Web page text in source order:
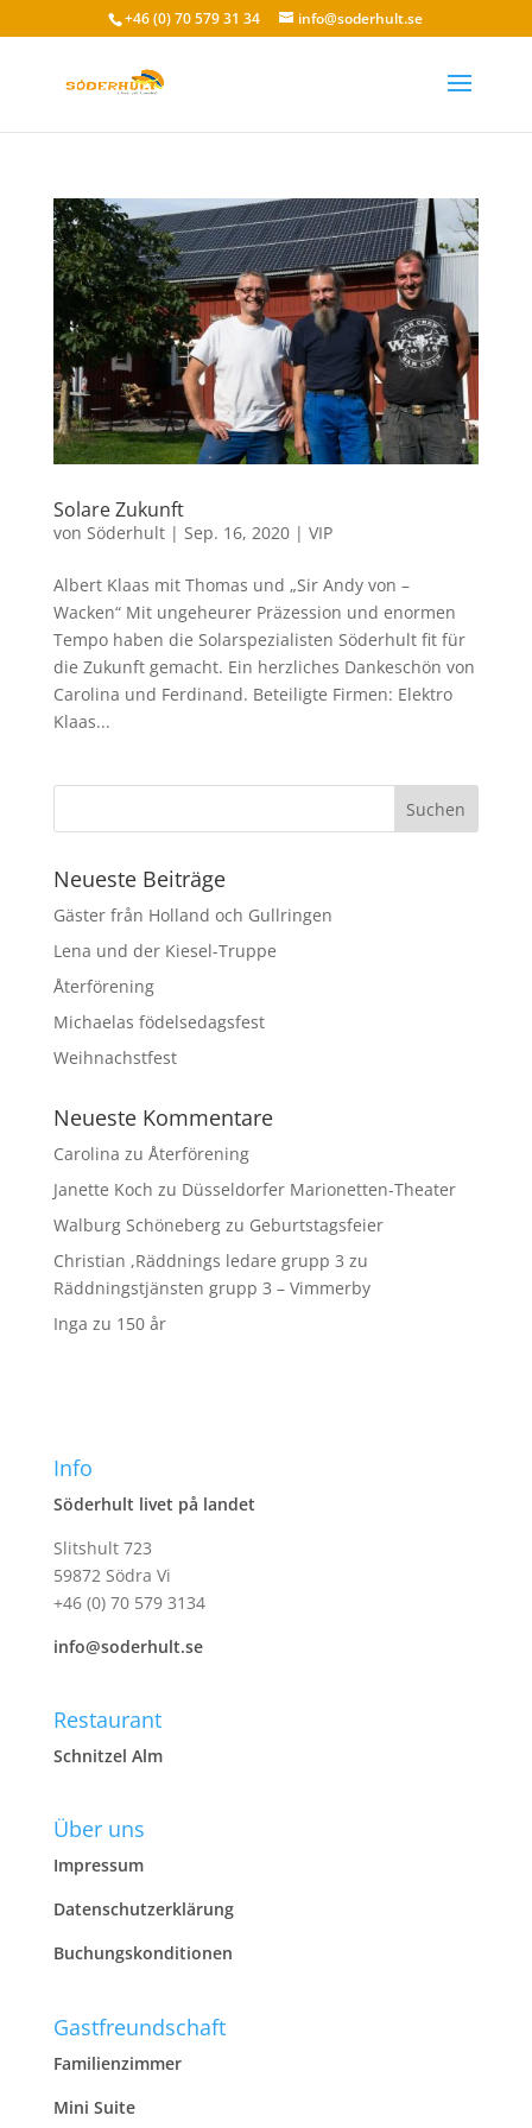
+46 (0) 70 579 31 34 info@soderhult.se
Solare Zukunft
von Söderhult| Sep. 16, 2020| VIP
Albert Klaas mit Thomas und „Sir Andy von –
Wacken“ Mit ungeheurer Präzession und enormen
Tempo haben die Solarspezialisten Söderhult fit für
die Zukunft gemacht. Ein herzliches Dankeschön von
Carolina und Ferdinand. Beteiligte Firmen: Elektro
Klaas...
Neueste Beiträge
Gäster från Holland och Gullringen
Lena und der Kiesel-Truppe
Återförening
Michaelas födelsedagsfest
Weihnachstfest
Neueste Kommentare
Carolina zu Återförening
Janette Koch zu Düsseldorfer Marionetten-Theater
Walburg Schönebergzu Geburtstagsfeier
Christian ,Räddnings ledare grupp 3 zu
Räddningstjänsten grupp 3 – Vimmerby
Inga zu 150 år
Info
Söderhult livet på landet
Slitshult 723
59872 Södra Vi
+46 (0) 70 579 3134
info@soderhult.se
Restaurant
Schnitzel Alm
Über uns
Impressum
Datenschutzerklärung
Buchungskonditionen
Gastfreundschaft
Familienzimmer
Mini Suite